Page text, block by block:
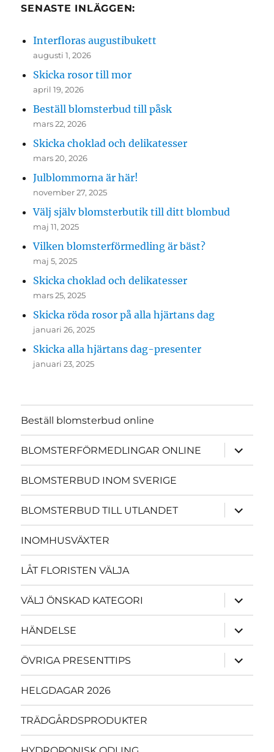
SENASTE INLÄGGEN:
Interfloras augustibukett
augusti 1, 2026
Skicka rosor till mor
april 19, 2026
Beställ blomsterbud till påsk
mars 22, 2026
Skicka choklad och delikatesser
mars 20, 2026
Julblommorna är här!
november 27, 2025
Välj själv blomsterbutik till ditt blombud
maj 11, 2025
Vilken blomsterförmedling är bäst?
maj 5, 2025
Skicka choklad och delikatesser
mars 25, 2025
Skicka röda rosor på alla hjärtans dag
januari 26, 2025
Skicka alla hjärtans dag-presenter
januari 23, 2025
Beställ blomsterbud online
BLOMSTERFÖRMEDLINGAR ONLINE
BLOMSTERBUD INOM SVERIGE
BLOMSTERBUD TILL UTLANDET
INOMHUSVÄXTER
LÅT FLORISTEN VÄLJA
VÄLJ ÖNSKAD KATEGORI
HÄNDELSE
ÖVRIGA PRESENTTIPS
HELGDAGAR 2026
TRÄDGÅRDSPRODUKTER